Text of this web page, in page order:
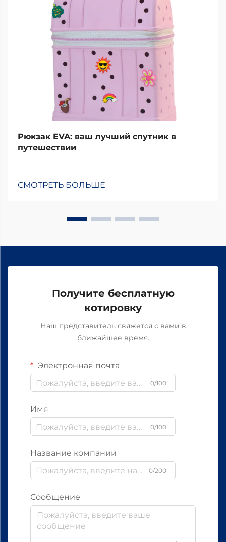
Рюкзак EVA: ваш лучший спутник в
путешествии
СМОТРЕТЬ БОЛЬШЕ
Получите бесплатную
котировку
Наш представитель свяжется с вами в
ближайшее время.
Электронная почта
0/100
Имя
0/100
Название компании
0/200
Сообщение